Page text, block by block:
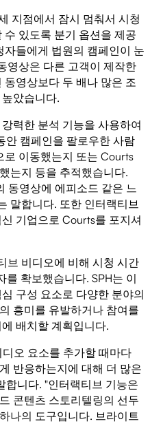
지점에서 잠시 멈춰서 시청
있도록 분기 옵션을 제공
들에게 법원의 캠페인이 눈
영상은 다른 고객이 제작한
영상보다 두 배나 많은 조
았습니다.
력한 분석 기능을 사용하여
안 캠페인을 팔로우한 사람
로 이동했는지 또는 Courts
는지 등을 추적했습니다.
동영상에 에피소드 같은 느
말합니다. 또한 인터랙티브
기업으로 Courts를 포지셔
브 비디오에 비해 시청 시간
확보했습니다. SPH는 이
구성 요소로 다양한 분야의
흥미를 유발하거나 참여를
배치할 계획입니다.
오 요소를 추가할 때마다
반응하는지에 대해 더 많은
합니다. "인터랙티브 기능은
콘텐츠 스토리텔링의 선두
나의 도구입니다. 브라이트